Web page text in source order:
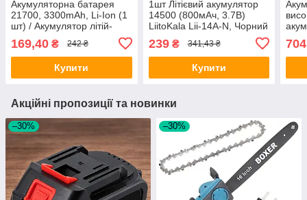
Акумуляторна батарея
21700, 3300mAh, Li-Ion (1
шт) / Акумулятор літій-
акумулятор для ліхтарика
169,40 ₴ 242 ₴
Купити
1шт Літієвий акумулятор
14500 (800мАч, 3.7В)
LiitoKala Lii-14A-N, Чорний
/ Акумуляторна батарея
/Li-Ion акумулятор
пальчиковий
239₴ 341,43 ₴
Купити
/
Акційні пропозиції та новинки
–30% –30%